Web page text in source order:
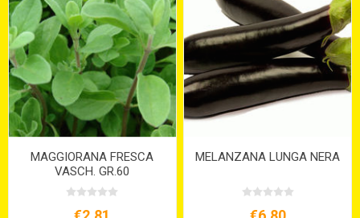
MAGGIORANA FRESCA
VASCH. GR.60
MELANZANA LUNGA NERA